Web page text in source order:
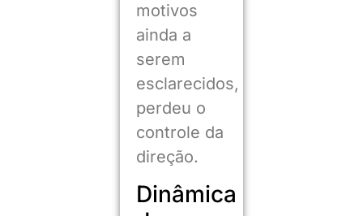
motivos
ainda a
serem
esclarecidos,
perdeu o
controle da
direção.
Dinâmica